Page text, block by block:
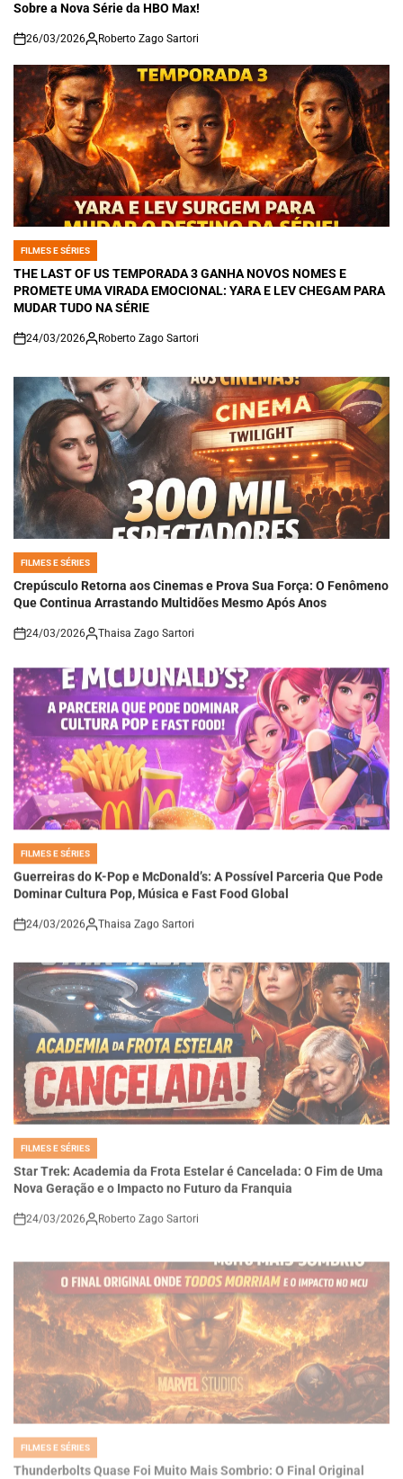
Sobre a Nova Série da HBO Max!
on
26/03/2026 Roberto Zago Sartori
POSTED
IN
FILMES E SÉRIES
THE LAST OF US TEMPORADA 3 GANHA NOVOS NOMES E
PROMETE UMA VIRADA EMOCIONAL: YARA E LEV CHEGAM PARA
MUDAR TUDO NA SÉRIE
on
24/03/2026 Roberto Zago Sartori
POSTED
IN
Crepúsculo Retorna aos Cinemas e Prova Sua Força: O Fenômeno
Que Continua Arrastando Multidões Mesmo Após Anos
on
IN
FILMES E SÉRIES
Guerreiras do K-Pop e McDonald’s: A Possível Parceria Que Pode
Dominar Cultura Pop, Música e Fast Food Global
Thaisa Zago Sartori
POSTED
FILMES E SÉRIES
Star Trek: Academia da Frota Estelar é Cancelada: O Fim de Uma
Nova Geração e o Impacto no Futuro da Franquia
on
24/03/2026 Roberto Zago Sartori
POSTED
IN
FILMES E SÉRIES
Thunderbolts Quase Foi Muito Mais Sombrio: O Final Original
Onde Todos Morriam e o Impacto Disso no MCU*
on
24/03/2026 Roberto Zago Sartori